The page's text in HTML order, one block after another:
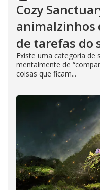
Cozy
animalzinhos
de tarefas do
Existe uma categoria de
mentalmente de
coisas que ficam...